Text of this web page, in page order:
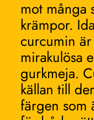
mot många
krämpor.
curcumin
mirakulösa
gurkmeja.
källan till
färgen som